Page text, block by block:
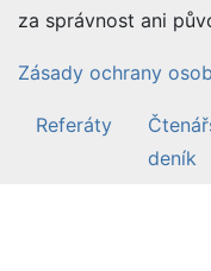
za správnost ani
Zásady ochrany
Referáty
deník